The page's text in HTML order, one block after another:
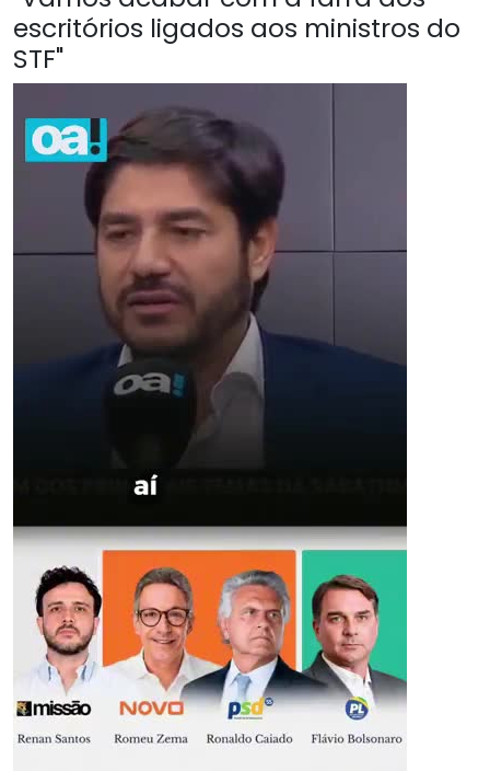
escritórios ligados aos ministros do
STF"